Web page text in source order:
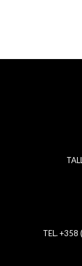
TEL.